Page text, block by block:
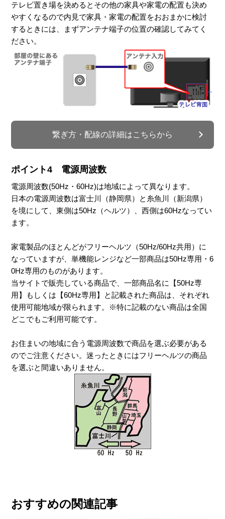
テレビ置き場を決めるとその他の家具や家電の配置も決め
やすくなるので内見で家具・家電の配置をおおまかに検討
するときには、まずアンテナ端子の位置の確認してみてく
ださい。
繋ぎ方・配線の詳細はこちらから
ポイント4 電源周波数
電源周波数(50Hz・60Hz)は地域によって異なります。
日本の電源周波数は富士川（静岡県）と糸魚川（新潟県）
を境にして、東側は50Hz（ヘルツ）、西側は60Hzなってい
ます。
家電製品のほとんどがフリーヘルツ（50Hz/60Hz共用）に
なっていますが、単機能レンジなど一部商品は50Hz専用・6
0Hz専用のものがあります。
当サイトで販売している商品で、一部商品名に【50Hz専
用】もしくは【60Hz専用】と記載された商品は、それぞれ
使用可能地域が限られます。※特に記載のない商品は全国
どこでもご利用可能です。
お住まいの地域に合う電源周波数で商品を選ぶ必要がある
のでご注意ください。迷ったときにはフリーヘルツの商品
を選ぶと間違いありません。
おすすめの関連記事